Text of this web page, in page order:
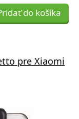
do košíka
pre Xiaomi